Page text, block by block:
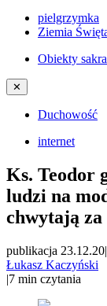
pielgrzymka
Ziemia
Obiekty
✕
Duchowość
internet
Ks. Teodor
ludzi na
chwytają za
publikacja 23.12.20|
Łukasz Kaczyński
|7 min czytania